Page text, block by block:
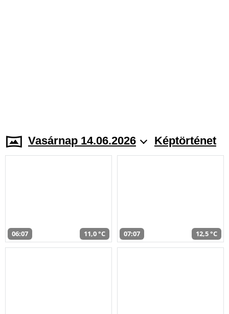
Vasárnap 14.06.2026 Képtörténet
06:07 11,0 °C 07:07 12,5 °C